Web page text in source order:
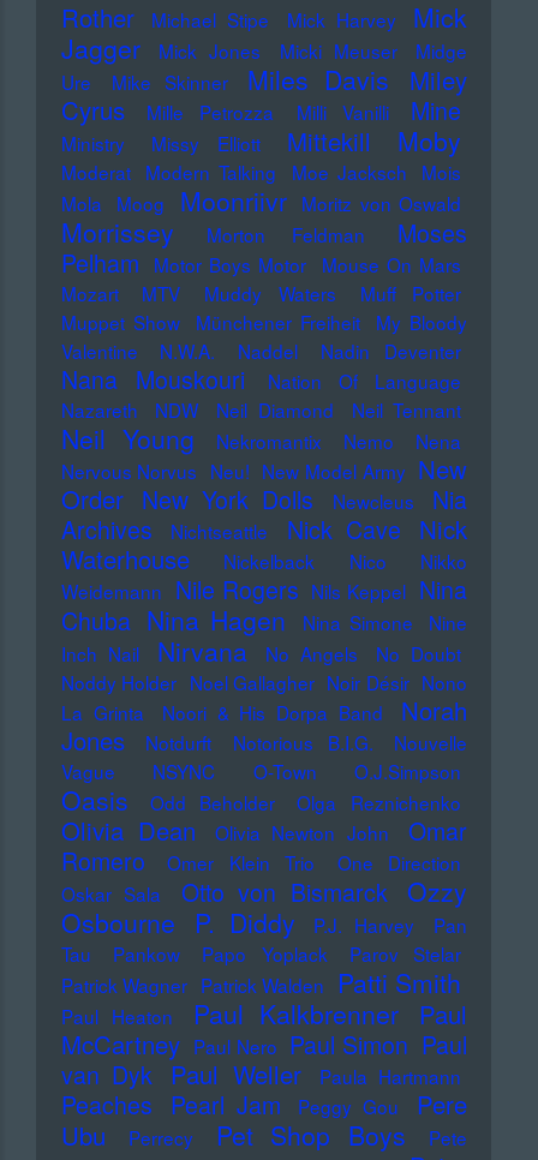
Rother
Michael Stipe Mick Harvey
Mick
Jagger
Mick Jones Micki Meuser
Midge
Ure
Mike Skinner Miles Davis
Miley
Cyrus
Mille Petrozza Milli Vanilli Mine
Ministry Missy Elliott Mittekill Moby
Moderat Modern Talking Moe Jacksch
Mois
Mola
Moog Moonriivr Moritz von Oswald
Morrissey Morton Feldman
Moses
Pelham
Motor Boys Motor
Mouse On Mars
Mozart
MTV Muddy Waters
Muff Potter
Muppet Show
Münchener Freiheit
My Bloody
Valentine
N.W.A. Naddel Nadin Deventer
Nana Mouskouri
Nation Of Language
Nazareth
NDW Neil Diamond Neil Tennant
Neil Young Nekromantix Nemo
Nena
Nervous Norvus Neu! New Model Army New
Order New York Dolls Newcleus
Nia
Archives
Nichtseattle Nick Cave
Nick
Waterhouse
Nickelback Nico
Nikko
Weidemann Nile Rogers Nils Keppel Nina
Chuba Nina Hagen Nina Simone
Nine
Inch Nail
Nirvana No Angels
No Doubt
Noddy Holder Noel Gallagher Noir Désir Nono
La Grinta
Noori & His Dorpa Band
Norah
Jones
Notdurft Notorious B.I.G.
Nouvelle
Vague
NSYNC O-Town O.J.Simpson
Oasis Odd Beholder Olga Reznichenko
Olivia Dean Olivia Newton John
Omar
Romero
Omer Klein Trio
One Direction
Oskar Sala
Otto von Bismarck Ozzy
Osbourne
P. Diddy P.J. Harvey
Pan
Tau
Pankow Papo Yoplack
Parov Stelar
Patrick Wagner Patrick Walden Patti Smith
Paul Heaton Paul Kalkbrenner
Paul
McCartney Paul Nero Paul Simon Paul
van Dyk Paul Weller Paula Hartmann
Peaches Pearl Jam Peggy Gou
Pere
Ubu
Perrecy Pet Shop Boys
Pete